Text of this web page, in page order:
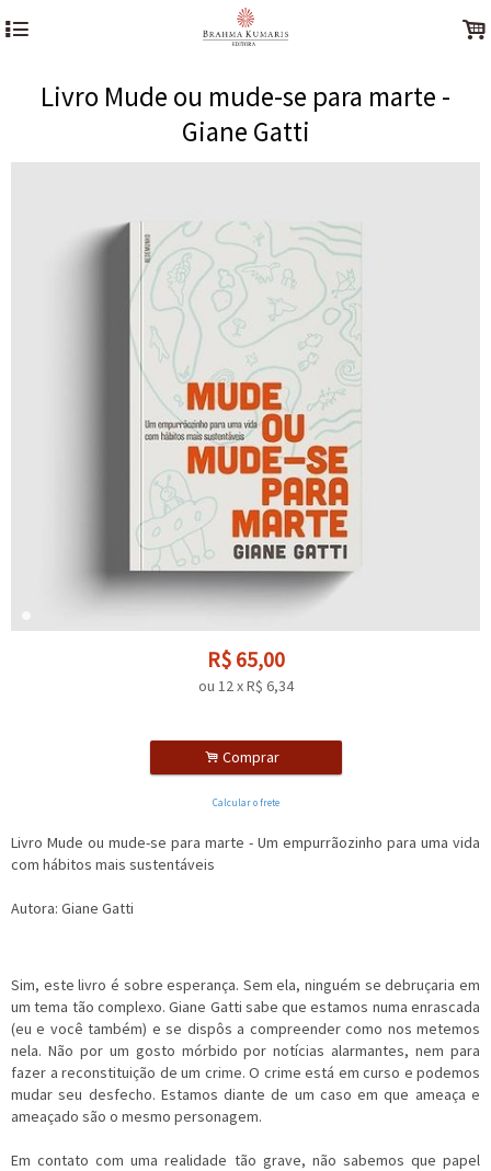
4 .
Livro Mude ou mude-se para marte -
Giane Gatti
R$ 65,00
ou 12xR$ 6,34
. Comprar
Calcular o frete
Livro Mude ou mude-se para marte - Um empurrãozinho para uma vida
com hábitos mais sustentáveis
Autora: Giane Gatti
Sim, este livro é sobre esperança. Sem ela, ninguém se debruçaria em
um tema tão complexo. Giane Gatti sabe que estamos numa enrascada
(eu e você também) e se dispôs a compreender como nos metemos
nela. Não por um gosto mórbido por notícias alarmantes, nem para
fazer a reconstituição de um crime. O crime está em curso e podemos
mudar seu desfecho. Estamos diante de um caso em que ameaça e
ameaçado são o mesmo personagem.
Em contato com uma realidade tão grave, não sabemos que papel